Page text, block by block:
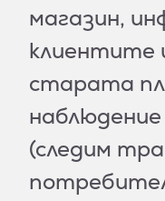
магазин,
клиентите
старата
(следим